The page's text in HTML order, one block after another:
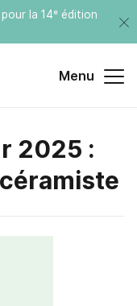
la 14ᵉ édition
Menu
2025 :
céramiste